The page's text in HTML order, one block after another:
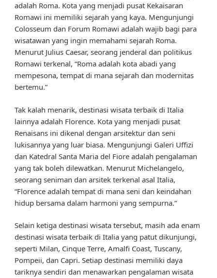
adalah Roma. Kota yang menjadi pusat Kekaisaran
Romawi ini memiliki sejarah yang kaya. Mengunjungi
Colosseum dan Forum Romawi adalah wajib bagi para
wisatawan yang ingin memahami sejarah Roma.
Menurut Julius Caesar, seorang jenderal dan politikus
Romawi terkenal, “Roma adalah kota abadi yang
mempesona, tempat di mana sejarah dan modernitas
bertemu.”
Tak kalah menarik, destinasi wisata terbaik di Italia
lainnya adalah Florence. Kota yang menjadi pusat
Renaisans ini dikenal dengan arsitektur dan seni
lukisannya yang luar biasa. Mengunjungi Galeri Uffizi
dan Katedral Santa Maria del Fiore adalah pengalaman
yang tak boleh dilewatkan. Menurut Michelangelo,
seorang seniman dan arsitek terkenal asal Italia,
“Florence adalah tempat di mana seni dan keindahan
hidup bersama dalam harmoni yang sempurna.”
Selain ketiga destinasi wisata tersebut, masih ada enam
destinasi wisata terbaik di Italia yang patut dikunjungi,
seperti Milan, Cinque Terre, Amalfi Coast, Tuscany,
Pompeii, dan Capri. Setiap destinasi memiliki daya
tariknya sendiri dan menawarkan pengalaman wisata